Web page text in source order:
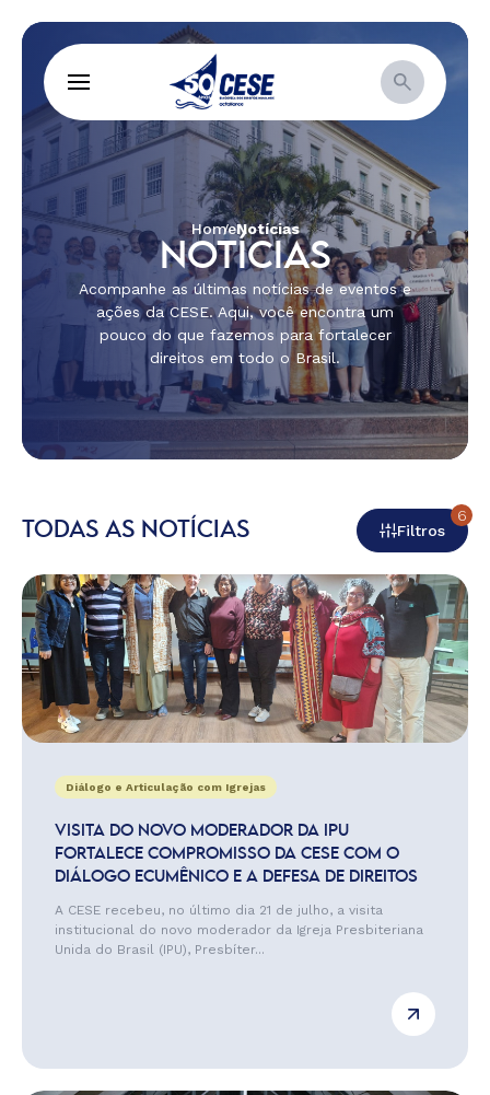
HomeNotícias
NOTÍCIAS
Acompanhe as últimas notícias de eventos e
ações da CESE. Aqui, você encontra um
pouco do que fazemos para fortalecer
direitos em todo o Brasil.
TODAS AS NOTÍCIAS Filtros
6
Diálogo e Articulação com Igrejas
VISITA DO NOVO MODERADOR DA IPU
FORTALECE COMPROMISSO DA CESE COM O
DIÁLOGO ECUMÊNICO E A DEFESA DE DIREITOS
A CESE recebeu, no último dia 21 de julho, a visita
institucional do novo moderador da Igreja Presbiteriana
Unida do Brasil (IPU), Presbíter...